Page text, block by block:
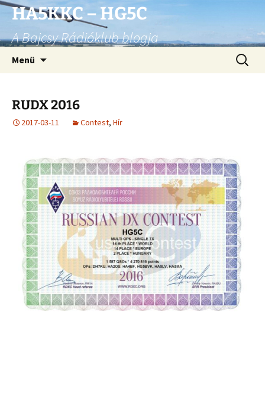
Ugrás
tartalomhoz
HA5KKC – HG5C
A Bajcsy Rádióklub blogja
Menü
RUDX 2016
2017-03-11 Contest, Hír